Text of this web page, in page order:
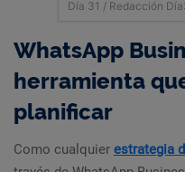
Día 31 / Redacción
WhatsApp
herramienta
planificar
Como cualquier estrategia